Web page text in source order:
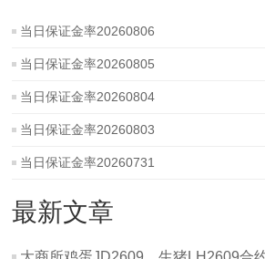
当日保证金率20260806
当日保证金率20260805
当日保证金率20260804
当日保证金率20260803
当日保证金率20260731
最新文章